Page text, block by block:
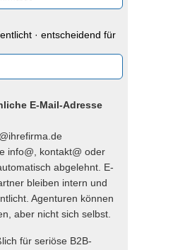
· entscheidend für
E-Mail-Adresse
info@, kontakt@ oder
abgelehnt. E-
bleiben intern und
Agenturen können
aber nicht sich selbst.
für seriöse B2B-